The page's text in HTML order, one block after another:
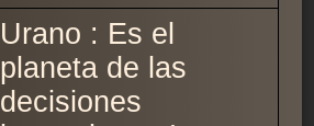
Urano : Es el
planeta de las
decisiones